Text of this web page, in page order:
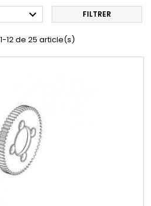
 FILTRER
12 de 25 article(s)